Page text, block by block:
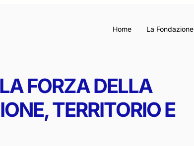
Home La Fondazione
FORZA DELLA
TERRITORIO E